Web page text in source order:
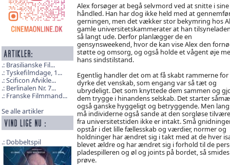
Brasilianske Fil...
Tyskefilmdage, 1...
Scificon Afvikle...
Berlinalen Nr. 7...
Franske Filmmand...
Se alle artikler
Dobbeltspil
Alex forsøger at begå selvmord ved at snitte i sine
håndled. Han har dog ikke held med at
gerningen, men det vækker stor bekymring hos
gamle universitetskammerater at han
så langt ude. Derfor planlægger de en
gensynsweekend, hvor de kan vise Alex den
støtte og omsorg, og også holde et vågent øje
hans sindstilstand.
Egentlig handler det om at få skabt rammerne for
dyrke det venskab, som engang var så tæt og
ubrydeligt. Det som knyttede dem sammen og
dem trygge i hinandens selskab. Det starter
også ganske hyggeligt og betryggende. Men
må individerne også sande at den sorgløse
fra universitetstiden ikke er intakt. Små
opstår i det lille fællesskab og værdier, normer og
holdninger har ændret sig i takt med at de hver
blevet ældre og har ændret sig i forhold til de
pladespilleren og øl og joints på bordet, så
prøve.